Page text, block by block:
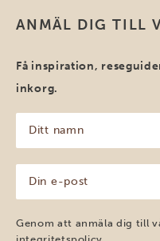
ANMÄL DIG TILL
Få inspiration,
inkorg.
namn
(Obligatoriskt)
post
(Obligatoriskt)
Genom att anmäla dig till